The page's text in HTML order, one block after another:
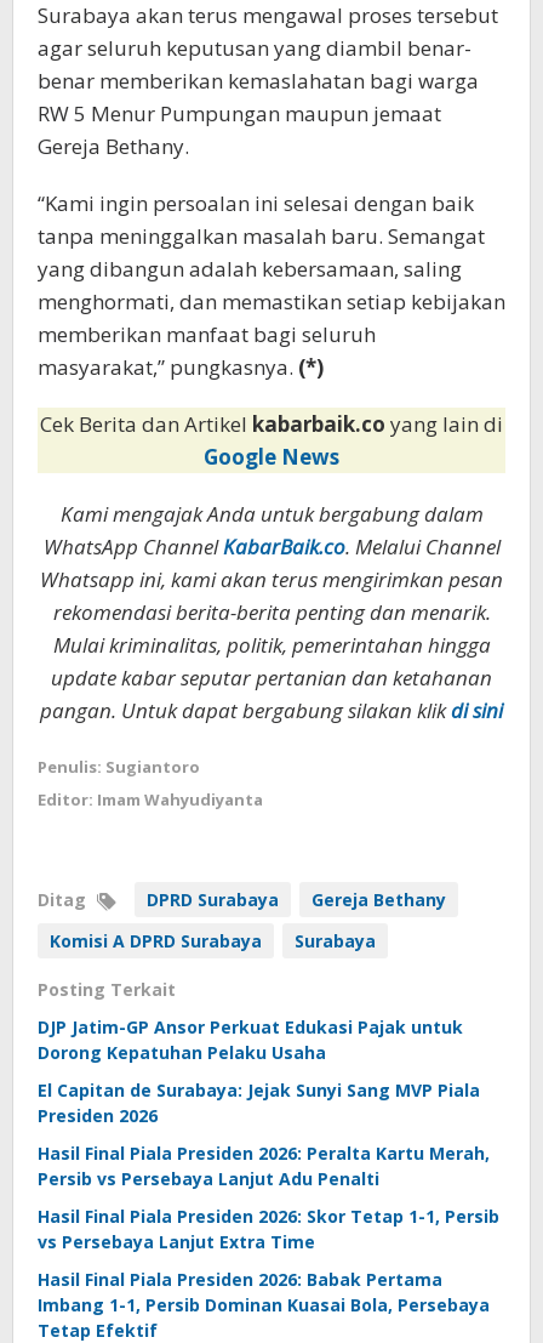
Surabaya akan terus mengawal proses tersebut
agar seluruh keputusan yang diambil benar-
benar memberikan kemaslahatan bagi warga
RW 5 Menur Pumpungan maupun jemaat
Gereja Bethany.
“Kami ingin persoalan ini selesai dengan baik
tanpa meninggalkan masalah baru. Semangat
yang dibangun adalah kebersamaan, saling
menghormati, dan memastikan setiap kebijakan
memberikan manfaat bagi seluruh
masyarakat,” pungkasnya. (*)
Cek Berita dan Artikel kabarbaik.co yang lain di
Google News
Kami mengajak Anda untuk bergabung dalam
WhatsApp ChannelKabarBaik.co. Melalui Channel
Whatsapp ini, kami akan terus mengirimkan pesan
rekomendasi berita-berita penting dan menarik.
Mulai kriminalitas, politik, pemerintahan hingga
update kabar seputar pertanian dan ketahanan
pangan. Untuk dapat bergabung silakan klikdi sini
Penulis: Sugiantoro
Editor: Imam Wahyudiyanta
Ditag DPRD Surabaya
Gereja Bethany
Komisi A DPRD Surabaya
Surabaya
Posting Terkait
DJP Jatim-GP Ansor Perkuat Edukasi Pajak untuk
Dorong Kepatuhan Pelaku Usaha
El Capitan de Surabaya: Jejak Sunyi Sang MVP Piala
Presiden 2026
Hasil Final Piala Presiden 2026: Peralta Kartu Merah,
Persib vs Persebaya Lanjut Adu Penalti
Hasil Final Piala Presiden 2026: Skor Tetap 1-1, Persib
vs Persebaya Lanjut Extra Time
Hasil Final Piala Presiden 2026: Babak Pertama
Imbang 1-1, Persib Dominan Kuasai Bola, Persebaya
Tetap Efektif